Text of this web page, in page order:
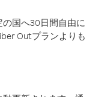
国へ30日間自由に
Outプランよりも